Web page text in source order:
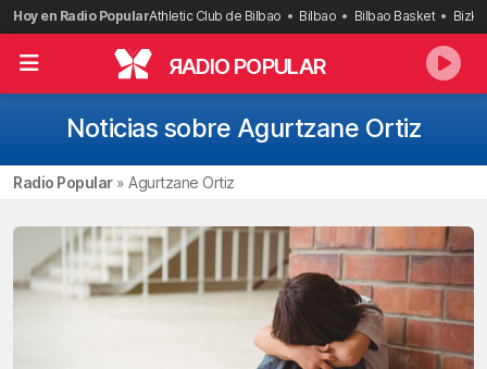
Saltar
al
contenido
Hoy en Radio PopularAthletic Club de Bilbao Bilbao Bilbao Basket
RADIO POPULAR
Noticias sobre Agurtzane Ortiz
Radio Popular» Agurtzane Ortiz